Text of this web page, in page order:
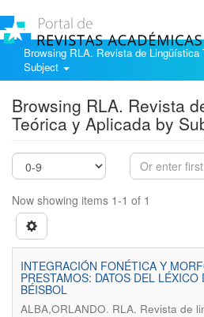
Browsing RLA. Revista de Lingüística
Subject
Browsing RLA. Revista
Teórica y Aplicada by
Now showing items 1-1 of 1
INTEGRACIÓN FONÉTICA Y
PRESTAMOS: DATOS DEL
BÉISBOL
ALBA,ORLANDO. RLA. Revista de